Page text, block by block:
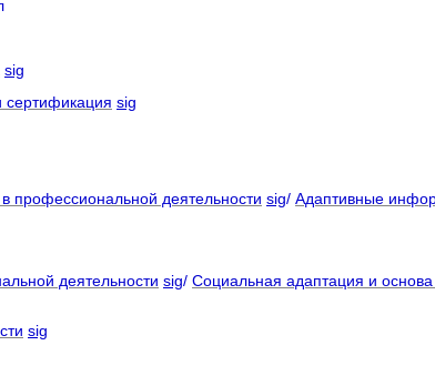
sig
sig
профессиональной деятельности sig/ Адаптивные
деятельности sig/ Социальная адаптация и
sig